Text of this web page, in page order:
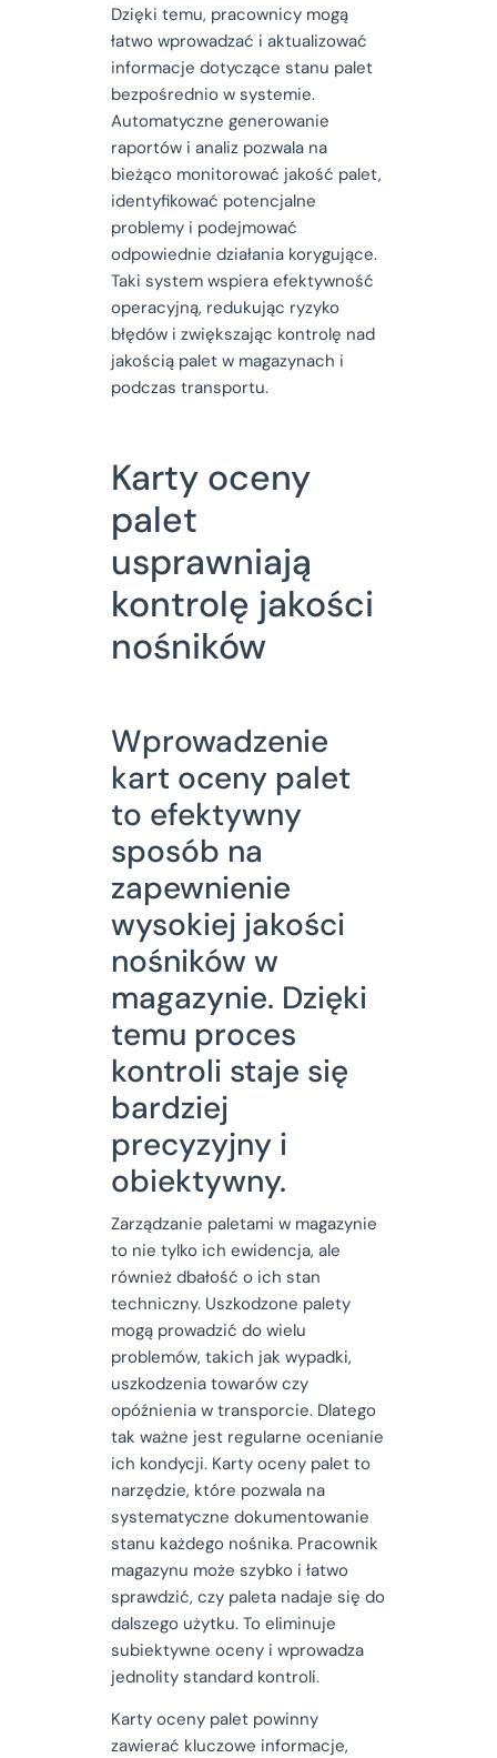
Dzięki temu, pracownicy mogą
łatwo wprowadzać i aktualizować
informacje dotyczące stanu palet
bezpośrednio w systemie.
Automatyczne generowanie
raportów i analiz pozwala na
bieżąco monitorować jakość palet,
identyfikować potencjalne
problemy i podejmować
odpowiednie działania korygujące.
Taki system wspiera efektywność
operacyjną, redukując ryzyko
błędów i zwiększając kontrolę nad
jakością palet w magazynach i
podczas transportu.
Karty oceny
palet
usprawniają
kontrolę jakości
nośników
Wprowadzenie
kart oceny palet
to efektywny
sposób na
zapewnienie
wysokiej jakości
nośników w
magazynie. Dzięki
temu proces
kontroli staje się
bardziej
precyzyjny i
obiektywny.
Zarządzanie paletami w magazynie
to nie tylko ich ewidencja, ale
również dbałość o ich stan
techniczny. Uszkodzone palety
mogą prowadzić do wielu
problemów, takich jak wypadki,
uszkodzenia towarów czy
opóźnienia w transporcie. Dlatego
tak ważne jest regularne ocenianie
ich kondycji. Karty oceny palet to
narzędzie, które pozwala na
systematyczne dokumentowanie
stanu każdego nośnika. Pracownik
magazynu może szybko i łatwo
sprawdzić, czy paleta nadaje się do
dalszego użytku. To eliminuje
subiektywne oceny i wprowadza
jednolity standard kontroli.
Karty oceny palet powinny
zawierać kluczowe informacje,